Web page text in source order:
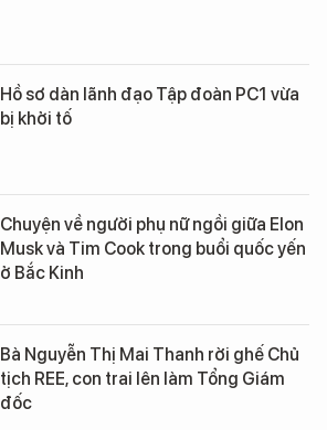
Hồ sơ dàn lãnh đạo Tập đoàn PC1 vừa
bị khởi tố
Chuyện về người phụ nữ ngồi giữa Elon
Musk và Tim Cook trong buổi quốc yến
ở Bắc Kinh
Bà Nguyễn Thị Mai Thanh rời ghế Chủ
tịch REE, con trai lên làm Tổng Giám
đốc